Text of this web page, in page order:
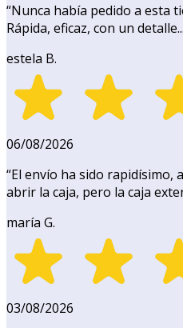
“Nunca había pedido a esta
Rápida, eficaz, con un
estela B.
06/08/2026
“El envío ha sido rapidísimo,
abrir la caja, pero la caja
maría G.
03/08/2026